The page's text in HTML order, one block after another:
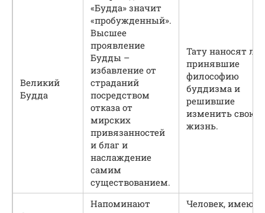
Великий
Будда
«Будда» значит
«пробужденный».
Высшее
проявление
Будды –
избавление от
страданий
посредством
отказа от
мирских
привязанностей
и благ и
наслаждение
самим
существованием.
Тату наносят
принявшие
философию
буддизма и
решившие
изменить свою
жизнь.
Напоминают
Человек,